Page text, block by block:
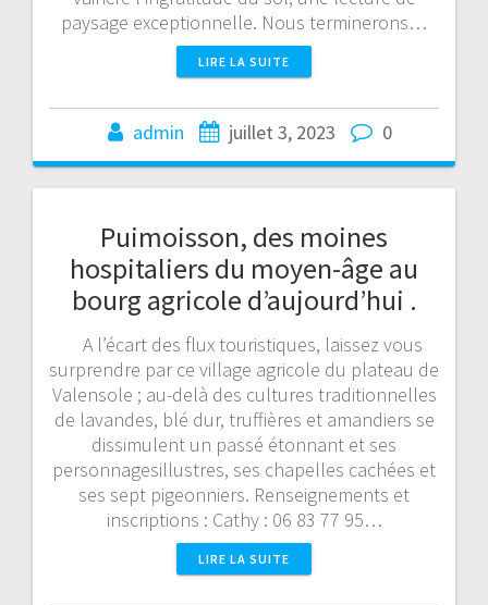
paysage exceptionnelle. Nous terminerons…
LIRE LA SUITE
admin juillet 3, 2023 0
Puimoisson, des moines
hospitaliers du moyen-âge au
bourg agricole d’aujourd’hui .
A l’écart des flux touristiques, laissez vous
surprendre par ce village agricole du plateau de
Valensole ; au-delà des cultures traditionnelles
de lavandes, blé dur, truffières et amandiers se
dissimulent un passé étonnant et ses
personnagesillustres, ses chapelles cachées et
ses sept pigeonniers. Renseignements et
inscriptions : Cathy : 06 83 77 95…
LIRE LA SUITE